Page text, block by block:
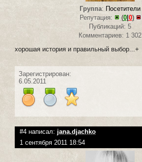
Группа: Посетители
Репутация:
(0| 0)
Публикаций: 5
Комментариев: 1 302
хорошая история и правильный выбор...+
Зарегистрирован:
6.05.2011
#4 написал: jana.djachko
1 сентября 2011 18:54